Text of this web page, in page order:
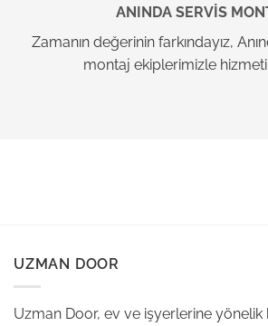
ANINDA SERVİS
Zamanın değerinin farkındayız,
montaj ekiplerimizle
UZMAN DOOR
Uzman Door, ev ve işyerlerine